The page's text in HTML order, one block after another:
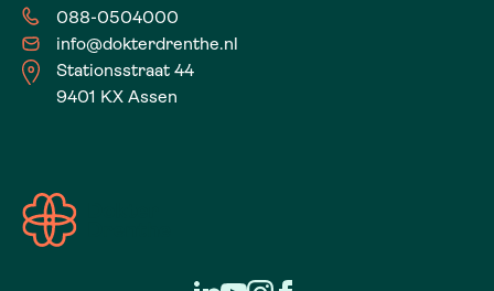
088-0504000
info@dokterdrenthe.nl
Stationsstraat 44
9401 KX Assen